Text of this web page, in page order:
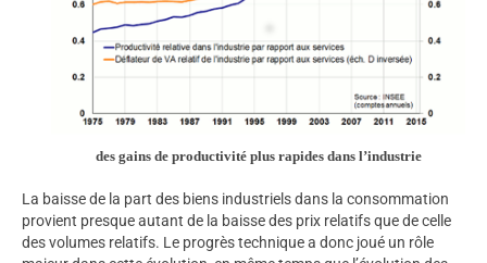
des gains de productivité plus rapides dans l’industrie
La baisse de la part des biens industriels dans la consommation
provient presque autant de la baisse des prix relatifs que de celle
des volumes relatifs. Le progrès technique a donc joué un rôle